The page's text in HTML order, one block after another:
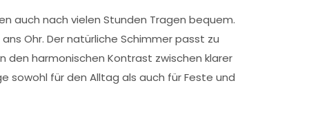
auch nach vielen Stunden Tragen bequem.
Ohr. Der natürliche Schimmer passt zu
harmonischen Kontrast zwischen klarer
sowohl für den Alltag als auch für Feste und